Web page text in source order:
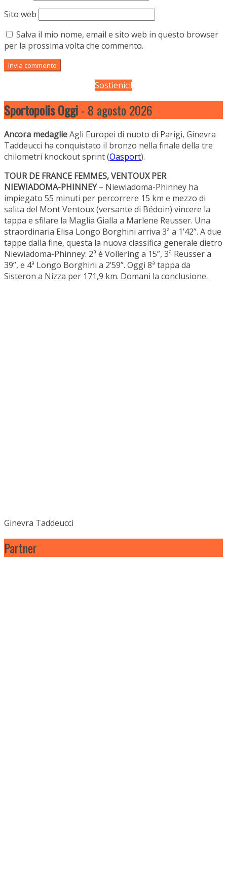
Sito web
Salva il mio nome, email e sito web in questo browser
per la prossima volta che commento.
Sostienici!
Sportopolis Oggi- 8 agosto 2026
Ancora medaglieAgli Europei di nuoto di Parigi, Ginevra
Taddeucci ha conquistato il bronzo nella finale della tre
chilometri knockout sprint (Oasport).
TOUR DE FRANCE FEMMES, VENTOUX PER
NIEWIADOMA-PHINNEY– Niewiadoma-Phinney ha
impiegato 55 minuti per percorrere 15 km e mezzo di
salita del Mont Ventoux (versante di Bédoin) vincere la
tappa e sfilare la Maglia Gialla a Marlene Reusser. Una
straordinaria Elisa Longo Borghini arriva 3ª a 1’42”. A due
tappe dalla fine, questa la nuova classifica generale dietro
Niewiadoma-Phinney: 2ª è Vollering a 15”, 3ª Reusser a
39”, e 4ª Longo Borghini a 2’59”. Oggi 8ª tappa da
Sisteron a Nizza per 171,9 km. Domani la conclusione.
Ginevra Taddeucci
Partner